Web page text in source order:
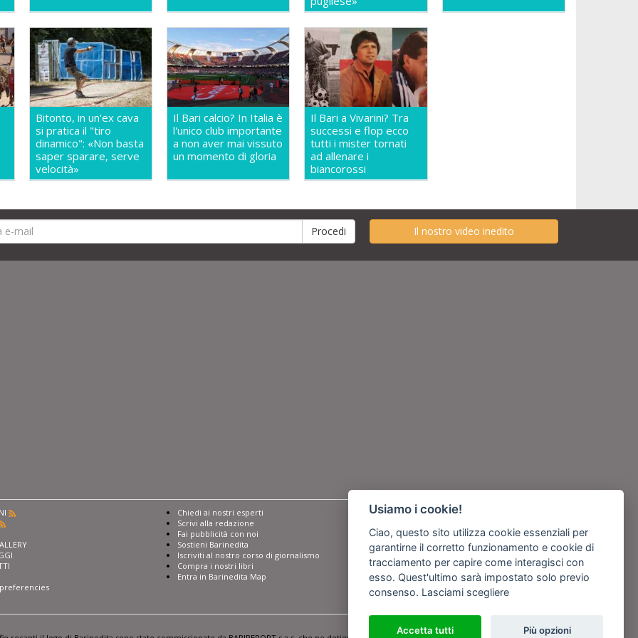
Bitonto, in un'ex cava
si pratica il "tiro
dinamico": «Non basta
saper sparare, serve
velocità»
Il Bari calcio? In Italia è
l'unico club importante
a non aver mai vissuto
un momento di gloria
Il Bari a Vivarini? Tra
successi e flop ecco
tutti i mister tornati
ad allenare i
biancorossi
Il nostro video inedito
Chiedi ai nostri esperti
Scrivi alla redazione
Fai pubblicità con noi
Sostieni Barinedita
Iscriviti al nostro corso di giornalismo
Compra i nostri libri
Entra in Barinedita Map
Seguici su
Powered byNetboom
Usiamo i cookie!
Ciao, questo sito utilizza cookie essenziali per
garantirne il corretto funzionamento e cookie di
tracciamento per capire come interagisci con
esso. Quest'ultimo sarà impostato solo previo
consenso. Lasciami scegliere
Accetta tutti Più opzioni